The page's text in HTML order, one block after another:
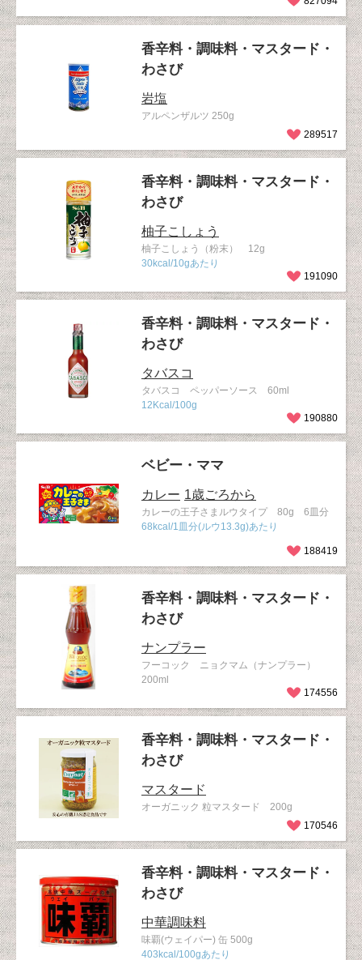
香辛料・調味料・マスタード・
わさび
岩塩
アルペンザルツ 250g
289517
香辛料・調味料・マスタード・
わさび
柚子こしょう
柚子こしょう（粉末） 12g
30kcal/10gあたり
191090
香辛料・調味料・マスタード・
わさび
タバスコ
タバスコ ペッパーソース 60ml
12Kcal/100g
190880
ベビー・ママ
カレー 1歳ごろから
カレーの王子さまルウタイプ 80g 6皿分
68kcal/1皿分(ルウ13.3g)あたり
188419
香辛料・調味料・マスタード・
わさび
ナンプラー
フーコック ニョクマム（ナンプラー）
200ml
174556
香辛料・調味料・マスタード・
わさび
マスタード
オーガニック 粒マスタード 200g
170546
香辛料・調味料・マスタード・
わさび
中華調味料
味覇(ウェイパー) 缶 500g
403kcal/100gあたり